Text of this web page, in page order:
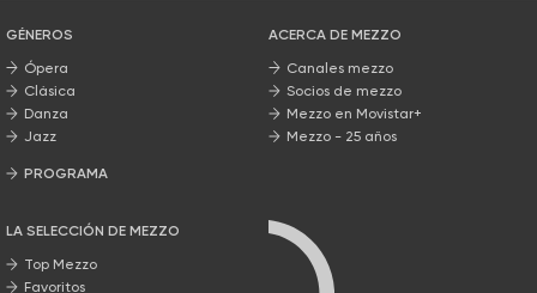
GÉNEROS
Ópera
Clásica
Danza
Jazz
PROGRAMA
LA SELECCIÓN DE MEZZO
Top Mezzo
Favoritos
ACERCA DE MEZZO
Canales mezzo
Socios de mezzo
Mezzo en Movistar+
Mezzo - 25 años